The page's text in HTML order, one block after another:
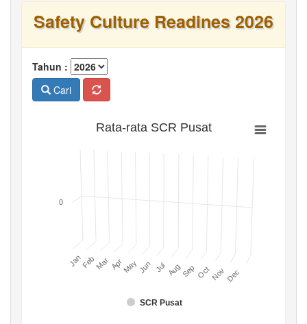
Safety Culture Readines 2026
Tahun :
Cari
Rata-rata SCR Pusat
SCR Pusat
JanFebMar AprMay Jun Jul AugSep OctNovDec
0